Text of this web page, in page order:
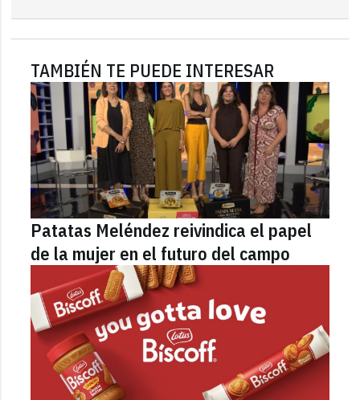
TAMBIÉN TE PUEDE INTERESAR
Patatas Meléndez reivindica el papel
de la mujer en el futuro del campo